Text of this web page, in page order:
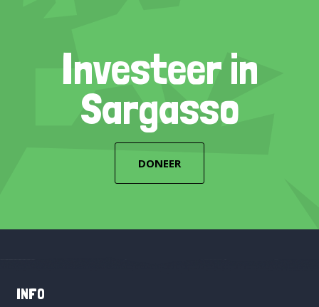
Investeer in
Sargasso
DONEER
INFO